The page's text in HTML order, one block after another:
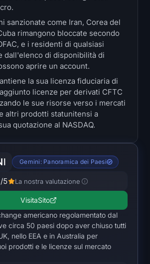
sanzionate come Iran, Corea del
rimangono bloccate secondo
e i residenti di qualsiasi
dall'elenco di disponibilità di
aprire un account.
la sua licenza fiduciaria di
licenze per derivati CFTC
le sue risorse verso i mercati
altri prodotti statunitensi a
quotazione al NASDAQ.
Gemini: Panoramica dei Paesi
/5 La nostra valutazione
VisitaSito
americano regolamentato dal
circa 50 paesi dopo aver chiuso tutti
nello EEA e in Australia per
prodotti e le licenze sul mercato